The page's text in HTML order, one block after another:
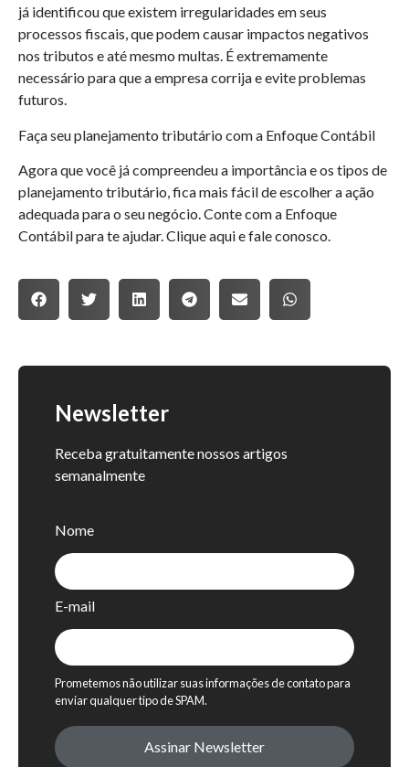
já identificou que existem irregularidades em seus
processos fiscais, que podem causar impactos negativos
nos tributos e até mesmo multas. É extremamente
necessário para que a empresa corrija e evite problemas
futuros.
‍Faça seu planejamento tributário com a Enfoque Contábil
Agora que você já compreendeu a importância e os tipos de
planejamento tributário, fica mais fácil de escolher a ação
adequada para o seu negócio. Conte com a Enfoque
Contábil para te ajudar. Clique aqui e fale conosco.
Newsletter
Receba gratuitamente nossos artigos
semanalmente
Nome
E-mail
Prometemos não utilizar suas informações de contato para
enviar qualquer tipo de SPAM.
Assinar Newsletter